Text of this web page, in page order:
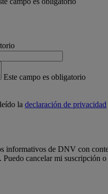
Este campo es obligatorio
la declaración de privacidad
informativos de DNV con
cancelar mi suscripción